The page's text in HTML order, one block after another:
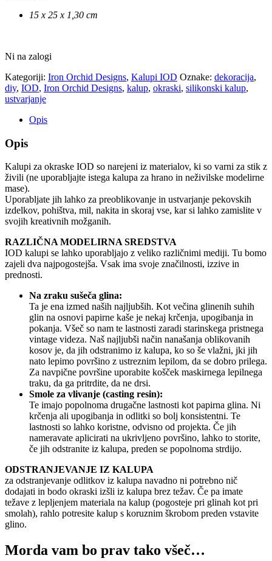
15 x 25 x 1,30 cm
Ni na zalogi
Kategoriji: Iron Orchid Designs, Kalupi IOD Oznake: dekoracija,
diy, IOD, Iron Orchid Designs, kalup, okraski, silikonski kalup,
ustvarjanje
Opis
Opis
Kalupi za okraske IOD so narejeni iz materialov, ki so varni za stik z
živili (ne uporabljajte istega kalupa za hrano in neživilske modelirne
mase).
Uporabljate jih lahko za preoblikovanje in ustvarjanje pekovskih
izdelkov, pohištva, mil, nakita in skoraj vse, kar si lahko zamislite v
svojih kreativnih možganih.
RAZLIČNA MODELIRNA SREDSTVA
IOD kalupi se lahko uporabljajo z veliko različnimi mediji. Tu bomo
zajeli dva najpogostejša. Vsak ima svoje značilnosti, izzive in
prednosti.
Na zraku sušeča glina:
Ta je ena izmed naših najljubših. Kot večina glinenih suhih
glin na osnovi papirne kaše je nekaj krčenja, upogibanja in
pokanja. Všeč so nam te lastnosti zaradi starinskega pristnega
vintage videza. Naš najljubši način nanašanja oblikovanih
kosov je, da jih odstranimo iz kalupa, ko so še vlažni, jki jih
nato lepimo površino z ustreznim lepilom, da se dobro prilega.
Za navpične površine uporabite košček maskirnega lepilnega
traku, da ga pritrdite, da ne drsi.
Smole za vlivanje (casting resin):
Te imajo popolnoma drugačne lastnosti kot papirna glina. Ni
krčenja ali upogibanja in odlitki so bolj konsistentni. Te
lastnosti so lahko koristne, odvisno od projekta. Če jih
nameravate aplicirati na ukrivljeno površino, lahko to storite,
če jih odstranite iz kalupa, preden se popolnoma strdijo.
ODSTRANJEVANJE IZ KALUPA
za odstranjevanje odlitkov iz kalupa navadno ni potrebno nič
dodajati in bodo okraski izšli iz kalupa brez težav. Če pa imate
težave z lepljenjem materiala na kalup (pogosteje pri glinah kot pri
smolah), rahlo potresite kalup s koruznim škrobom preden vstavite
glino.
Morda vam bo prav tako všeč…